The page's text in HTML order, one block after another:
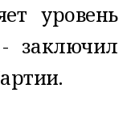
уровень
заключил